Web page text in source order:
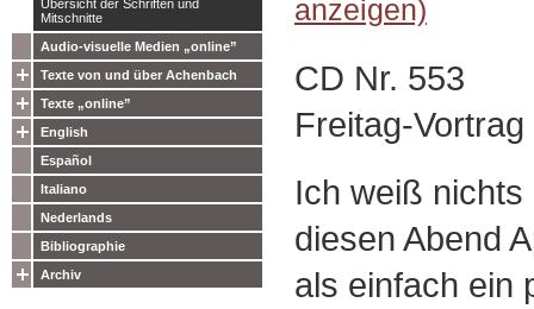
Übersicht der Schriften und
Mitschnitte
Audio-visuelle Medien „online”
Texte von und über Achenbach
Texte „online”
English
Español
Italiano
Nederlands
Bibliographie
Archiv
anzeigen)
CD Nr. 553
Freitag-
Ich weiß
diesen Abend
als einfach ein